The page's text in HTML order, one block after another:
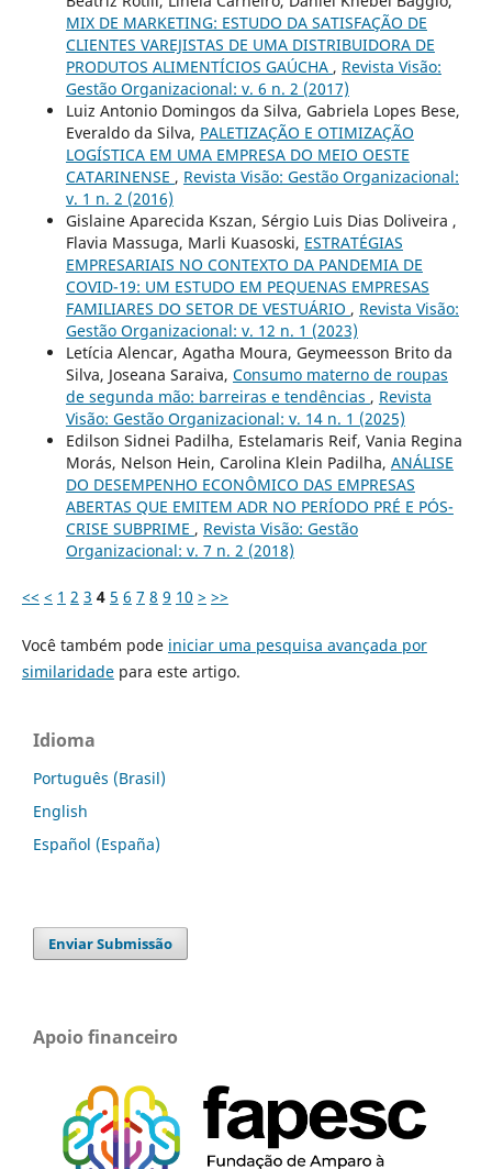
MIX DE MARKETING: ESTUDO DA SATISFAÇÃO DE
CLIENTES VAREJISTAS DE UMA DISTRIBUIDORA DE
PRODUTOS ALIMENTÍCIOS GAÚCHA , Revista Visão:
Gestão Organizacional: v. 6 n. 2 (2017)
Luiz Antonio Domingos da Silva, Gabriela Lopes Bese,
Everaldo da Silva, PALETIZAÇÃO E OTIMIZAÇÃO
LOGÍSTICA EM UMA EMPRESA DO MEIO OESTE
CATARINENSE , Revista Visão: Gestão Organizacional:
v. 1 n. 2 (2016)
Gislaine Aparecida Kszan, Sérgio Luis Dias Doliveira ,
Flavia Massuga, Marli Kuasoski, ESTRATÉGIAS
EMPRESARIAIS NO CONTEXTO DA PANDEMIA DE
COVID-19: UM ESTUDO EM PEQUENAS EMPRESAS
FAMILIARES DO SETOR DE VESTUÁRIO , Revista Visão:
Gestão Organizacional: v. 12 n. 1 (2023)
Letícia Alencar, Agatha Moura, Geymeesson Brito da
Silva, Joseana Saraiva, Consumo materno de roupas
de segunda mão: barreiras e tendências , Revista
Visão: Gestão Organizacional: v. 14 n. 1 (2025)
Edilson Sidnei Padilha, Estelamaris Reif, Vania Regina
Morás, Nelson Hein, Carolina Klein Padilha, ANÁLISE
DO DESEMPENHO ECONÔMICO DAS EMPRESAS
ABERTAS QUE EMITEM ADR NO PERÍODO PRÉ E PÓS-
CRISE SUBPRIME , Revista Visão: Gestão
Organizacional: v. 7 n. 2 (2018)
<< < 1 2 3 4 5 6 7 8 9 10 > >>
Você também pode iniciar uma pesquisa avançada por
similaridadepara este artigo.
Idioma
Português (Brasil)
English
Español (España)
Enviar Submissão
Apoio financeiro